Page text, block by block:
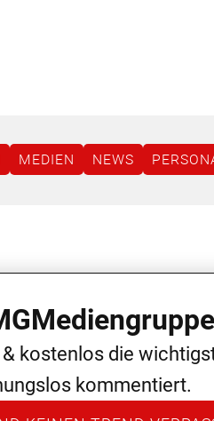
MEDIEN NEWS
kostenlos die
kommentiert.